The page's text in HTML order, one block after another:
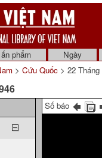
phẩm
Ngày
> Cứu Quốc > 22
Số báo